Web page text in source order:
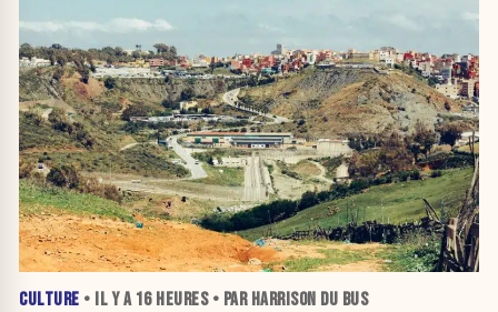
CULTURE • IL Y A 16 HEURES• PAR HARRISON DU BUS